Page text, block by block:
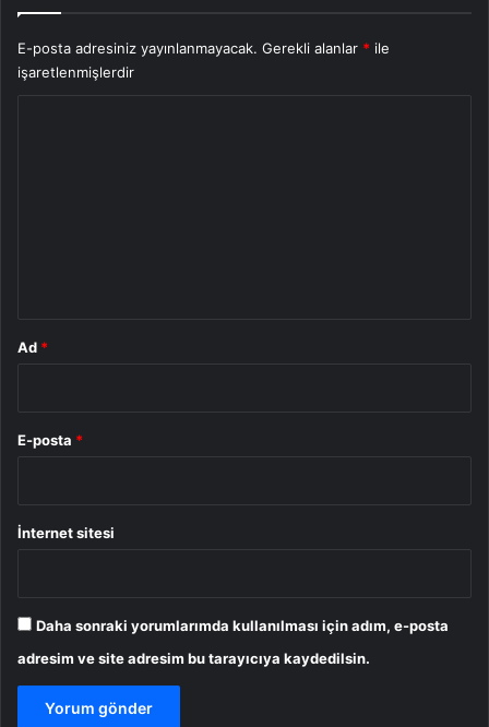
E-posta adresiniz yayınlanmayacak. Gerekli alanlar * ile
işaretlenmişlerdir
Ad *
E-posta *
İnternet sitesi
Daha sonraki yorumlarımda kullanılması için adım, e-posta
adresim ve site adresim bu tarayıcıya kaydedilsin.